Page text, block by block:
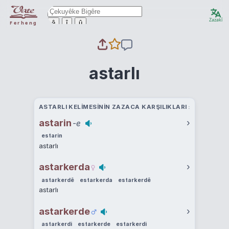
Ferheng ê î û Zazakî
astarlı
ASTARLI KELIMESININ ZAZACA KARŞILIKLARI
astarin -e ›
estarin
astarlı
astarkerda ›
astarkerdê estarkerda estarkerdê
astarlı
astarkerde ›
astarkerdi estarkerde estarkerdi